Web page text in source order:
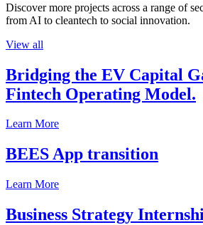
Discover more projects across a range of
from AI to cleantech to social innovation.
View all
Bridging the EV Capital
Fintech Operating Model.
Learn More
BEES App transition
Learn More
Business Strategy